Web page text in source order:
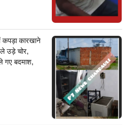
कारखाने
ले उड़े चोर,
गए बदमाश,